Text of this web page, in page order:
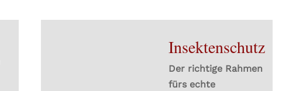
Insektenschutz
Der richtige Rahmen
fürs echte